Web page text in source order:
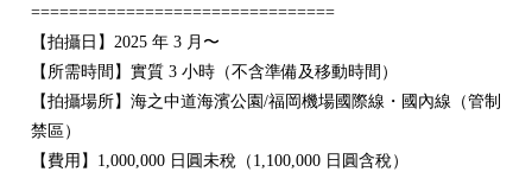
================================
【拍攝日】2025 年 3 月〜
【所需時間】實質 3 小時（不含準備及移動時間）
【拍攝場所】海之中道海濱公園/福岡機場國際線・國內線（管制
禁區）
【費用】1,000,000 日圓未稅（1,100,000 日圓含稅）